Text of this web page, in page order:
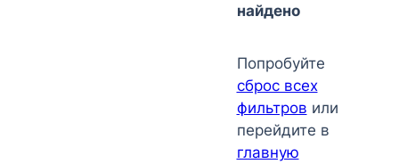
найдено
Попробуйте
сброс всех
фильтров или
перейдите в
главную